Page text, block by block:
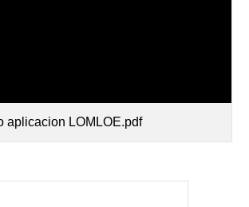
aplicacion LOMLOE.pdf